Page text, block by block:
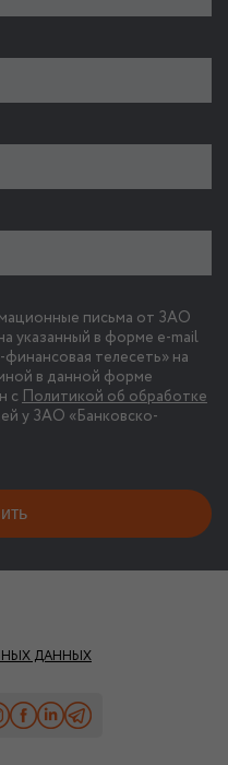
письма от ЗАО
указанный в форме e-mail
телесеть» на
в данной форме
сПолитикой об обработке
у ЗАО «Банковско-
ДАННЫХ